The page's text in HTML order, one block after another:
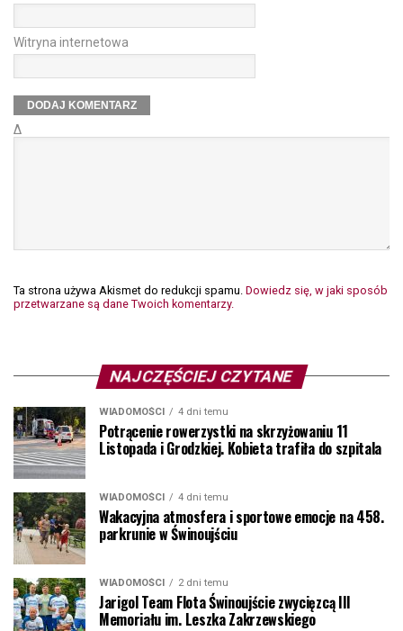
Witryna internetowa
Δ
Ta strona używa Akismet do redukcji spamu. Dowiedz się, w jaki sposób
przetwarzane są dane Twoich komentarzy.
NAJCZĘŚCIEJ CZYTANE
WIADOMOŚCI 4 dni temu
Potrącenie rowerzystki na skrzyżowaniu 11
Listopada i Grodzkiej. Kobieta trafiła do szpitala
WIADOMOŚCI 4 dni temu
Wakacyjna atmosfera i sportowe emocje na 458.
parkrunie w Świnoujściu
WIADOMOŚCI 2 dni temu
Jarigol Team Flota Świnoujście zwycięzcą III
Memoriału im. Leszka Zakrzewskiego